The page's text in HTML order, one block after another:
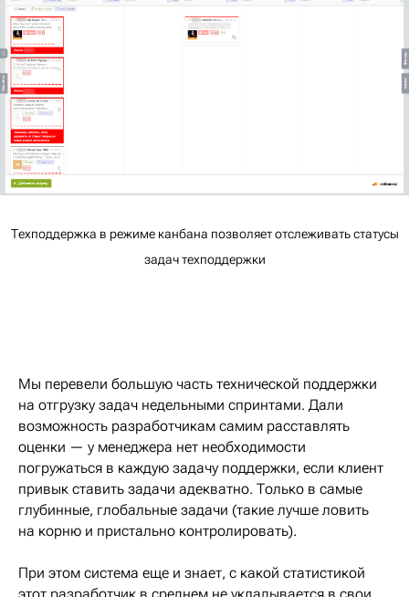
Техподдержка в режиме канбана позволяет отслеживать статусы
задач техподдержки
Мы перевели большую часть технической поддержки
на отгрузку задач недельными спринтами. Дали
возможность разработчикам самим расставлять
оценки — у менеджера нет необходимости
погружаться в каждую задачу поддержки, если клиент
привык ставить задачи адекватно. Только в самые
глубинные, глобальные задачи (такие лучше ловить
на корню и пристально контролировать).
При этом система еще и знает, с какой статистикой